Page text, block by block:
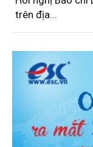
trên địa...